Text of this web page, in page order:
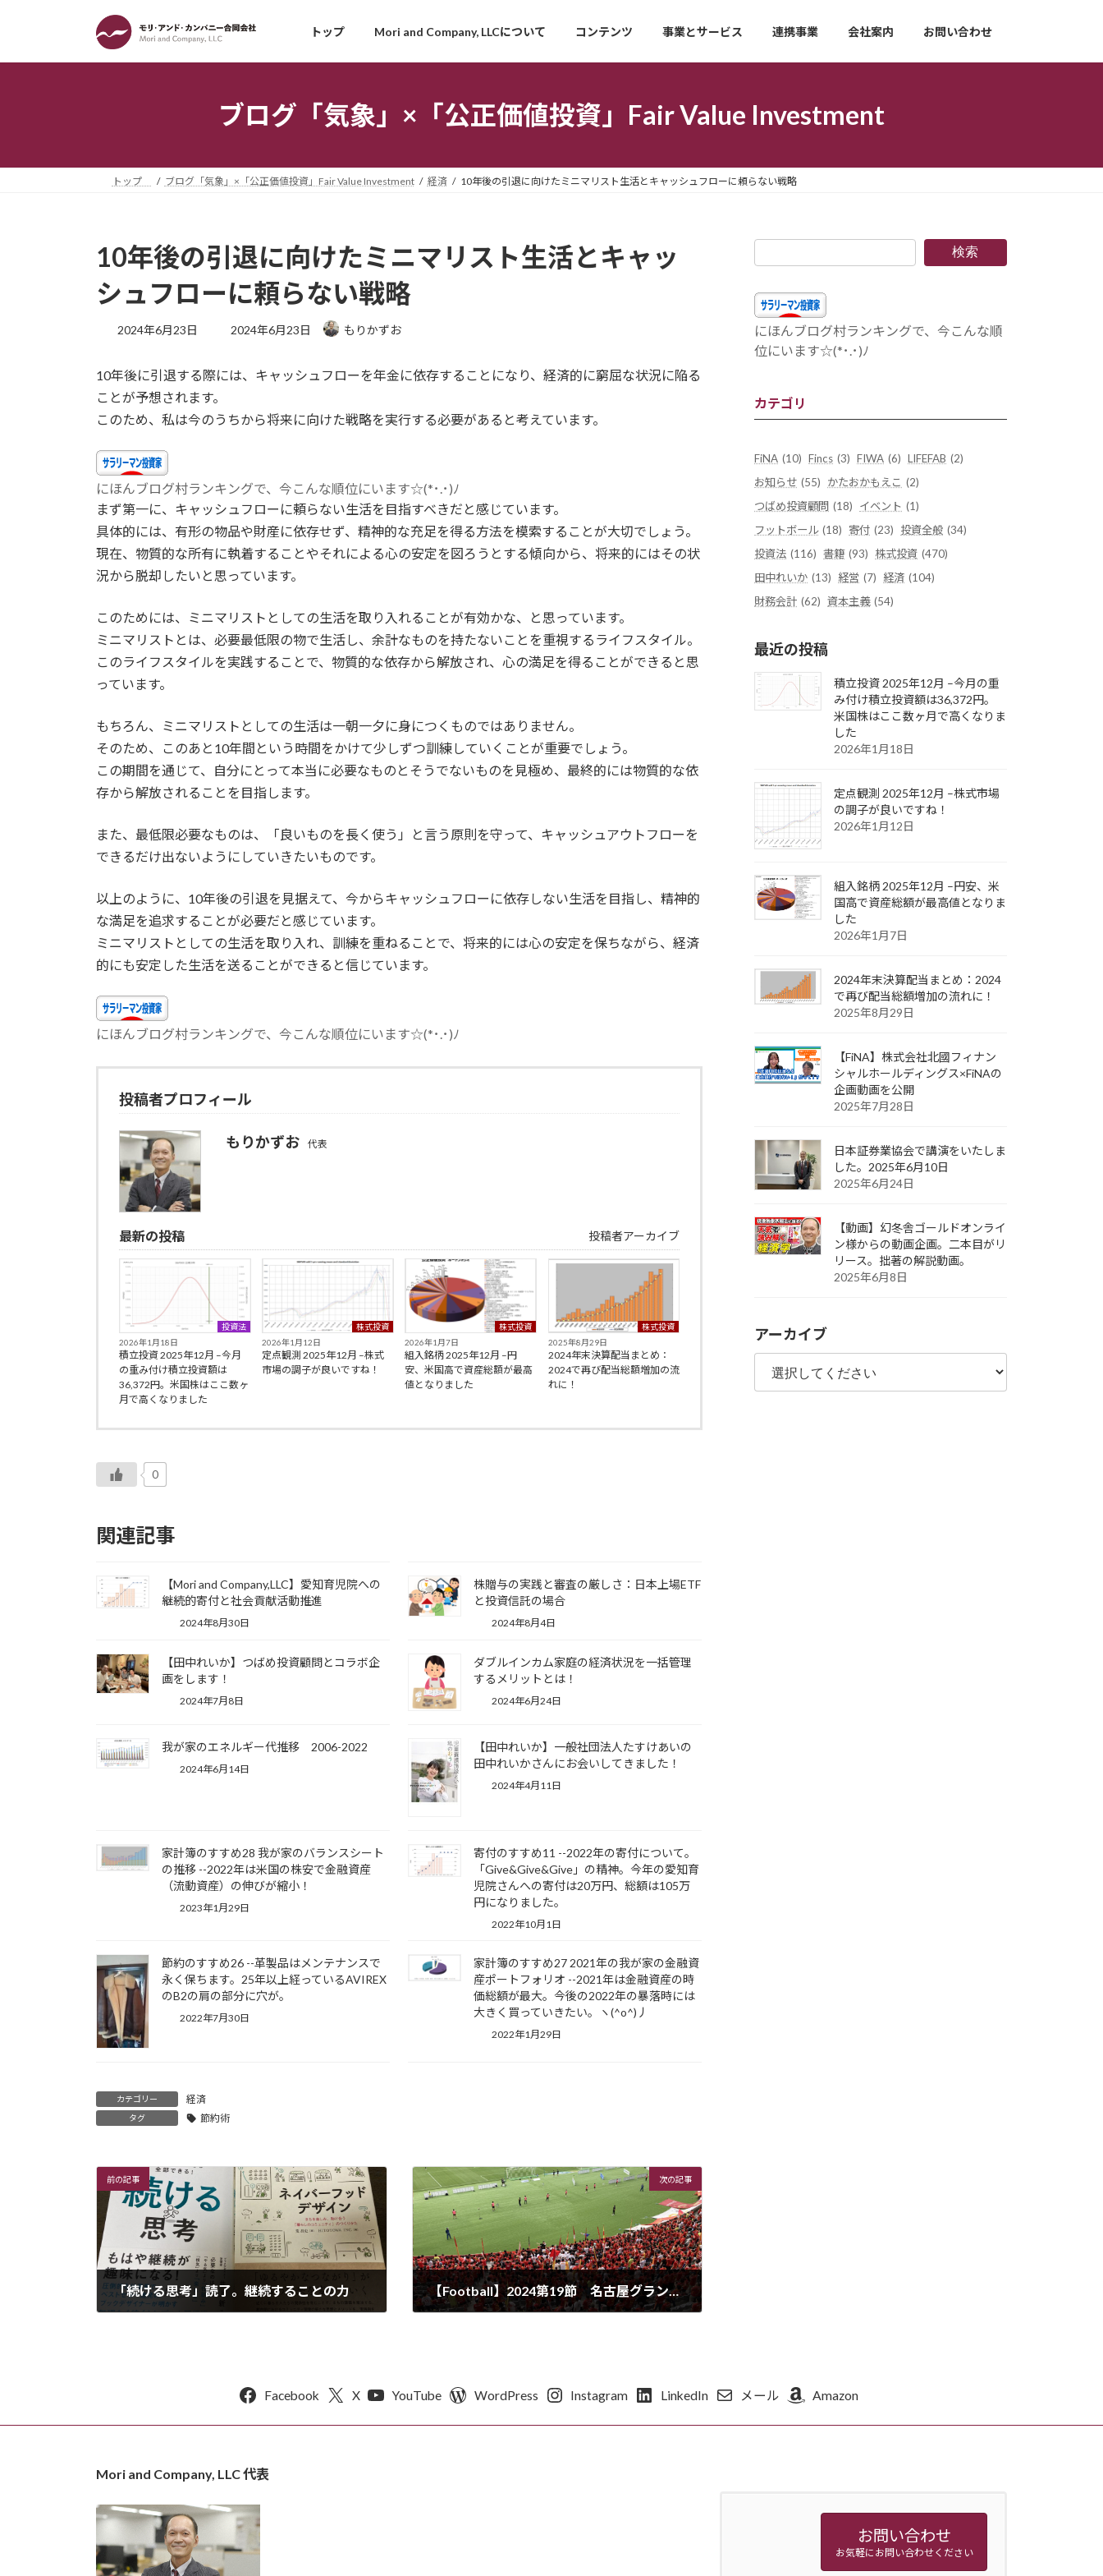
ッ
移
トップ Mori and Company, LLCについて コンテンツ 事業とサービス 連携事業 会社案内 お問い合わせ
ブログ「気象」×「公正価値投資」Fair Value Investment
トップ ブログ「気象」×「公正価値投資」Fair Value Investment 経済 10年後の引退に向けたミニマリスト生活とキャッシュフローに頼らない戦略
10年後の引退に向けたミニマリスト生活とキャッ
シュフローに頼らない戦略
2024年6月23日
最
新
:
2024年6月23日 もりかずお
10年後に引退する際には、キャッシュフローを年金に依存することになり、経済的に窮屈な状況に陥る
ことが予想されます。
このため、私は今のうちから将来に向けた戦略を実行する必要があると考えています。
にほんブログ村ランキングで、今こんな順位にいます☆(*･.･)ﾉ
まず第一に、キャッシュフローに頼らない生活を目指すべきだと感じています。
具体的には、有形の物品や財産に依存せず、精神的な充足を得る方法を模索することが大切でしょう。
現在、物質的な所有に執着することやそれによる心の安定を図ろうとする傾向から、将来的にはその状
況から脱却したいと思っています。
このためには、ミニマリストとしての生活を取り入れることが有効かな、と思っています。
ミニマリストとは、必要最低限の物で生活し、余計なものを持たないことを重視するライフスタイル。
このライフスタイルを実践することで、物質的な依存から解放され、心の満足を得ることができると思
っています。
もちろん、ミニマリストとしての生活は一朝一夕に身につくものではありません。
そのため、このあと10年間という時間をかけて少しずつ訓練していくことが重要でしょう。
この期間を通じて、自分にとって本当に必要なものとそうでないものを見極め、最終的には物質的な依
存から解放されることを目指します。
また、最低限必要なものは、「良いものを長く使う」と言う原則を守って、キャッシュアウトフローを
できるだけ出ないようにしていきたいものです。
以上のように、10年後の引退を見据えて、今からキャッシュフローに依存しない生活を目指し、精神的
な満足を追求することが必要だと感じています。
ミニマリストとしての生活を取り入れ、訓練を重ねることで、将来的には心の安定を保ちながら、経済
的にも安定した生活を送ることができると信じています。
にほんブログ村ランキングで、今こんな順位にいます☆(*･.･)ﾉ
投稿者プロフィール
もりかずお 代表
最新の投稿 投稿者アーカイブ
投資法
2026年1月18日
積立投資 2025年12月 –今月
の重み付け積立投資額は
36,372円。米国株はここ数ヶ
月で高くなりました
株式投資
2026年1月12日
定点観測 2025年12月 –株式
市場の調子が良いですね！
株式投資
2026年1月7日
組入銘柄 2025年12月 –円
安、米国高で資産総額が最高
値となりました
株式投資
2025年8月29日
2024年末決算配当まとめ：
2024で再び配当総額増加の流
れに！
0
関連記事
【Mori and Company,LLC】愛知育児院への
継続的寄付と社会貢献活動推進
2024年8月30日
株贈与の実践と審査の厳しさ：日本上場ETF
と投資信託の場合
2024年8月4日
【田中れいか】つばめ投資顧問とコラボ企
画をします！
2024年7月8日
ダブルインカム家庭の経済状況を一括管理
するメリットとは！
2024年6月24日
我が家のエネルギー代推移 2006-2022
2024年6月14日
【田中れいか】一般社団法人たすけあいの
田中れいかさんにお会いしてきました！
2024年4月11日
家計簿のすすめ28 我が家のバランスシート
の推移 --2022年は米国の株安で金融資産
（流動資産）の伸びが縮小！
2023年1月29日
寄付のすすめ11 --2022年の寄付について。
「Give&Give&Give」の精神。今年の愛知育
児院さんへの寄付は20万円、総額は105万
円になりました。
2022年10月1日
節約のすすめ26 --革製品はメンテナンスで
永く保ちます。25年以上経っているAVIREX
のB2の肩の部分に穴が。
2022年7月30日
家計簿のすすめ27 2021年の我が家の金融資
産ポートフォリオ --2021年は金融資産の時
価総額が最大。今後の2022年の暴落時には
大きく買っていきたい。ヽ(^o^)丿
2022年1月29日
カテゴリー 経済
タグ 節約術
前の記事
「続ける思考」読了。継続することの力
次の記事
【Football】2024第19節 名古屋グランパス対東京ヴェルディ＠味の素スタジアム
検索
にほんブログ村ランキングで、今こんな順
位にいます☆(*･.･)ﾉ
カテゴリ
FiNA (10) Fincs (3) FIWA (6) LIFEFAB (2)
お知らせ (55) かたおかもえこ (2)
つばめ投資顧問 (18) イベント (1)
フットボール (18) 寄付 (23) 投資全般 (34)
投資法 (116) 書籍 (93) 株式投資 (470)
田中れいか (13) 経営 (7) 経済 (104)
財務会計 (62) 資本主義 (54)
最近の投稿
積立投資 2025年12月 –今月の重
み付け積立投資額は36,372円。
米国株はここ数ヶ月で高くなりま
した
2026年1月18日
定点観測 2025年12月 –株式市場
の調子が良いですね！
2026年1月12日
組入銘柄 2025年12月 –円安、米
国高で資産総額が最高値となりま
した
2026年1月7日
2024年末決算配当まとめ：2024
で再び配当総額増加の流れに！
2025年8月29日
【FiNA】株式会社北國フィナン
シャルホールディングス×FiNAの
企画動画を公開
2025年7月28日
日本証券業協会で講演をいたしま
した。2025年6月10日
2025年6月24日
【動画】幻冬舎ゴールドオンライ
ン様からの動画企画。二本目がリ
リース。拙著の解説動画。
2025年6月8日
アーカイブ
Facebook X YouTube WordPress Instagram LinkedIn メール Amazon
Mori and Company, LLC 代表
お問い合わせ
お気軽にお問い合わせください